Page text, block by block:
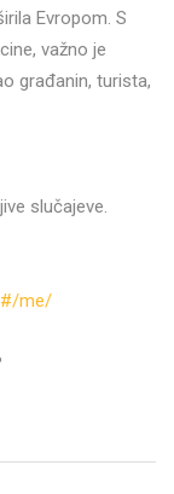
Evropom. S
važno je
građanin, turista,
slučajeve.
me/